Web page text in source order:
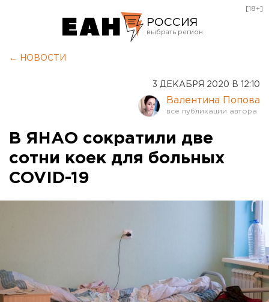
РОССИЯ
Курган
Оренбург
[18+]
← НОВОСТИ
3 ДЕКАБРЯ 2020 В 12:10
Валентина Попова
В ЯНАО сократили две
сотни коек для больных
COVID-19